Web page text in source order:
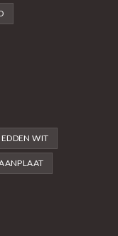
WIT